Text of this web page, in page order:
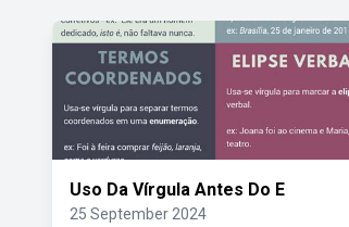
Uso Da Vírgula Antes Do E
25 September 2024